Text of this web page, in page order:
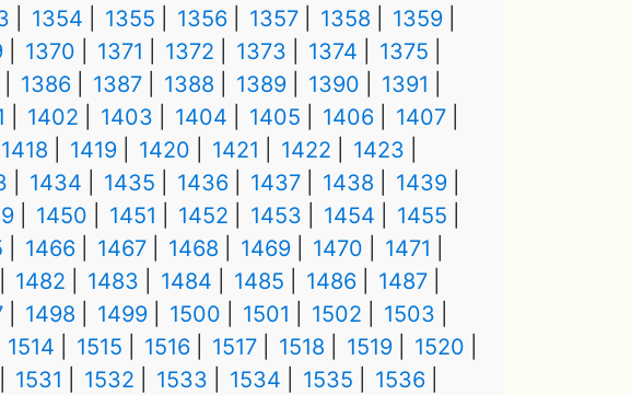
1354 1355 1356 1357 1358
1359
1370 1371 1372 1373 1374
1375
1386 1387 1388 1389 1390
1391
1402 1403 1404 1405 1406
1407
1418 1419 1420 1421 1422
1423
1434 1435 1436 1437 1438
1439
1450 1451 1452 1453 1454
1455
1466 1467 1468 1469 1470
1471
1482 1483 1484 1485 1486
1487
1498 1499 1500 1501 1502
1503
1514 1515 1516 1517 1518 1519
1520
1531 1532 1533 1534 1535 1536